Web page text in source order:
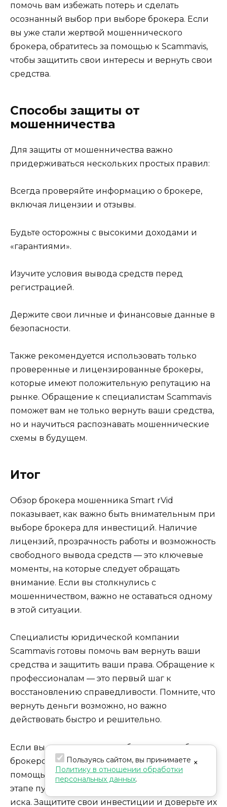
помочь вам избежать потерь и сделать
осознанный выбор при выборе брокера. Если
вы уже стали жертвой мошеннического
брокера, обратитесь за помощью к Scammavis,
чтобы защитить свои интересы и вернуть свои
средства.
Способы защиты от
мошенничества
Для защиты от мошенничества важно
придерживаться нескольких простых правил:
Всегда проверяйте информацию о брокере,
включая лицензии и отзывы.
Будьте осторожны с высокими доходами и
«гарантиями».
Изучите условия вывода средств перед
регистрацией.
Держите свои личные и финансовые данные в
безопасности.
Также рекомендуется использовать только
проверенные и лицензированные брокеры,
которые имеют положительную репутацию на
рынке. Обращение к специалистам Scammavis
поможет вам не только вернуть ваши средства,
но и научиться распознавать мошеннические
схемы в будущем.
Итог
Обзор брокера мошенника Smart rVid
показывает, как важно быть внимательным при
выборе брокера для инвестиций. Наличие
лицензий, прозрачность работы и возможность
свободного вывода средств — это ключевые
моменты, на которые следует обращать
внимание. Если вы столкнулись с
мошенничеством, важно не оставаться одному
в этой ситуации.
Специалисты юридической компании
Scammavis готовы помочь вам вернуть ваши
средства и защитить ваши права. Обращение к
профессионалам — это первый шаг к
восстановлению справедливости. Помните, что
вернуть деньги возможно, но важно
действовать быстро и решительно.
Если вы столкнулись с проблемами в работе с
брокером, не стесняйтесь обратиться за
помощью. Scammavis поможет вам на каждом
этапе пути — от сбора информации до подачи
иска. Защитите свои инвестиции и доверьте их
×
Пользуясь сайтом, вы принимаете
Политику в отношении обработки
персональных данных.